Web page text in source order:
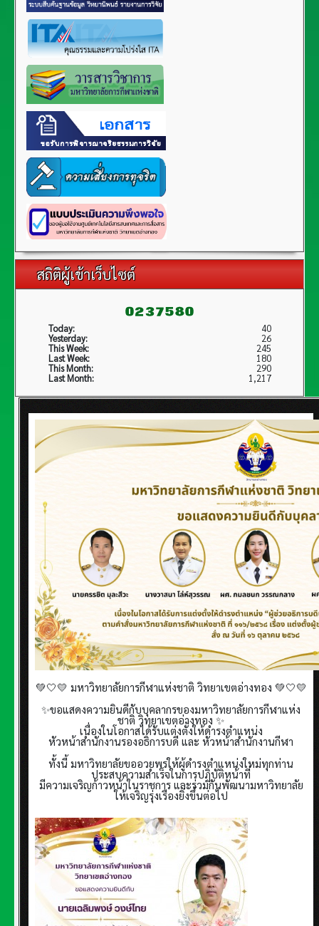
สถิติผู้เข้าเว็บไซต์
Today:
40
Yesterday:
26
This Week:
245
Last Week:
180
This Month:
290
Last Month:
1,217
💚🤍💛 มหาวิทยาลัยการกีฬาแห่งชาติ วิทยาเขตอ่างทอง 💚🤍💛
✨ขอแสดงความยินดีกับบุคลากรของมหาวิทยาลัยการกีฬาแห่ง
ชาติ วิทยาเขตอ่างทอง ✨
เนื่องในโอกาสได้รับแต่งตั้งให้ดำรงตำแหน่ง
หัวหน้าสำนักงานรองอธิการบดี และ หัวหน้าสำนักงานกีฬา
ทั้งนี้ มหาวิทยาลัยขออวยพรให้ผู้ดำรงตำแหน่งใหม่ทุกท่าน
ประสบความสำเร็จในการปฏิบัติหน้าที่
มีความเจริญก้าวหน้าในราชการ และร่วมกันพัฒนามหาวิทยาลัย
ให้เจริญรุ่งเรืองยิ่งขึ้นต่อไป